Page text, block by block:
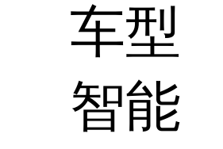
车型
智能